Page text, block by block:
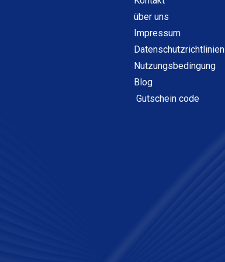
über uns
Impressum
Datenschutzrichtlinien
Nutzungsbedingung
Blog
Gutschein code